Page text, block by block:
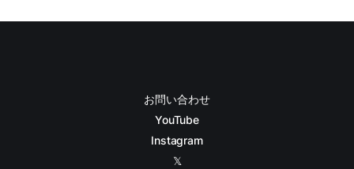
お問い合わせ
YouTube
Instagram
𝕏